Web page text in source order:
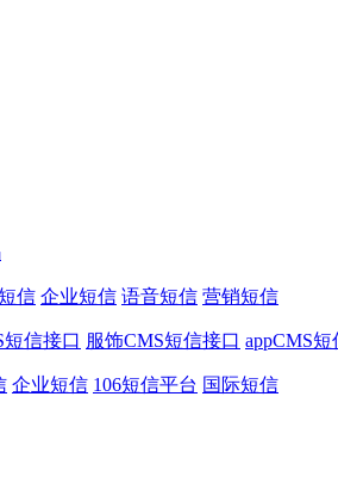
信 企业短信 语音短信 营销短信
信接口 服饰CMS短信接口 appCMS短
企业短信 106短信平台 国际短信